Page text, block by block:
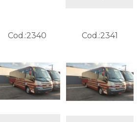
Cod.:2340 Cod.:2341